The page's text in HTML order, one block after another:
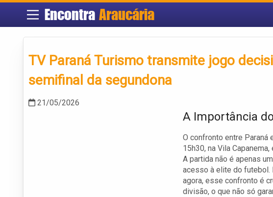
Encontra Araucária
TV Paraná Turismo transmite jogo
semifinal da segundona
21/05/2026
A Importância
O confronto entre Paraná
15h30, na Vila
A partida não é apenas
acesso à elite do futebol.
agora, esse confronto é
divisão, o que não só